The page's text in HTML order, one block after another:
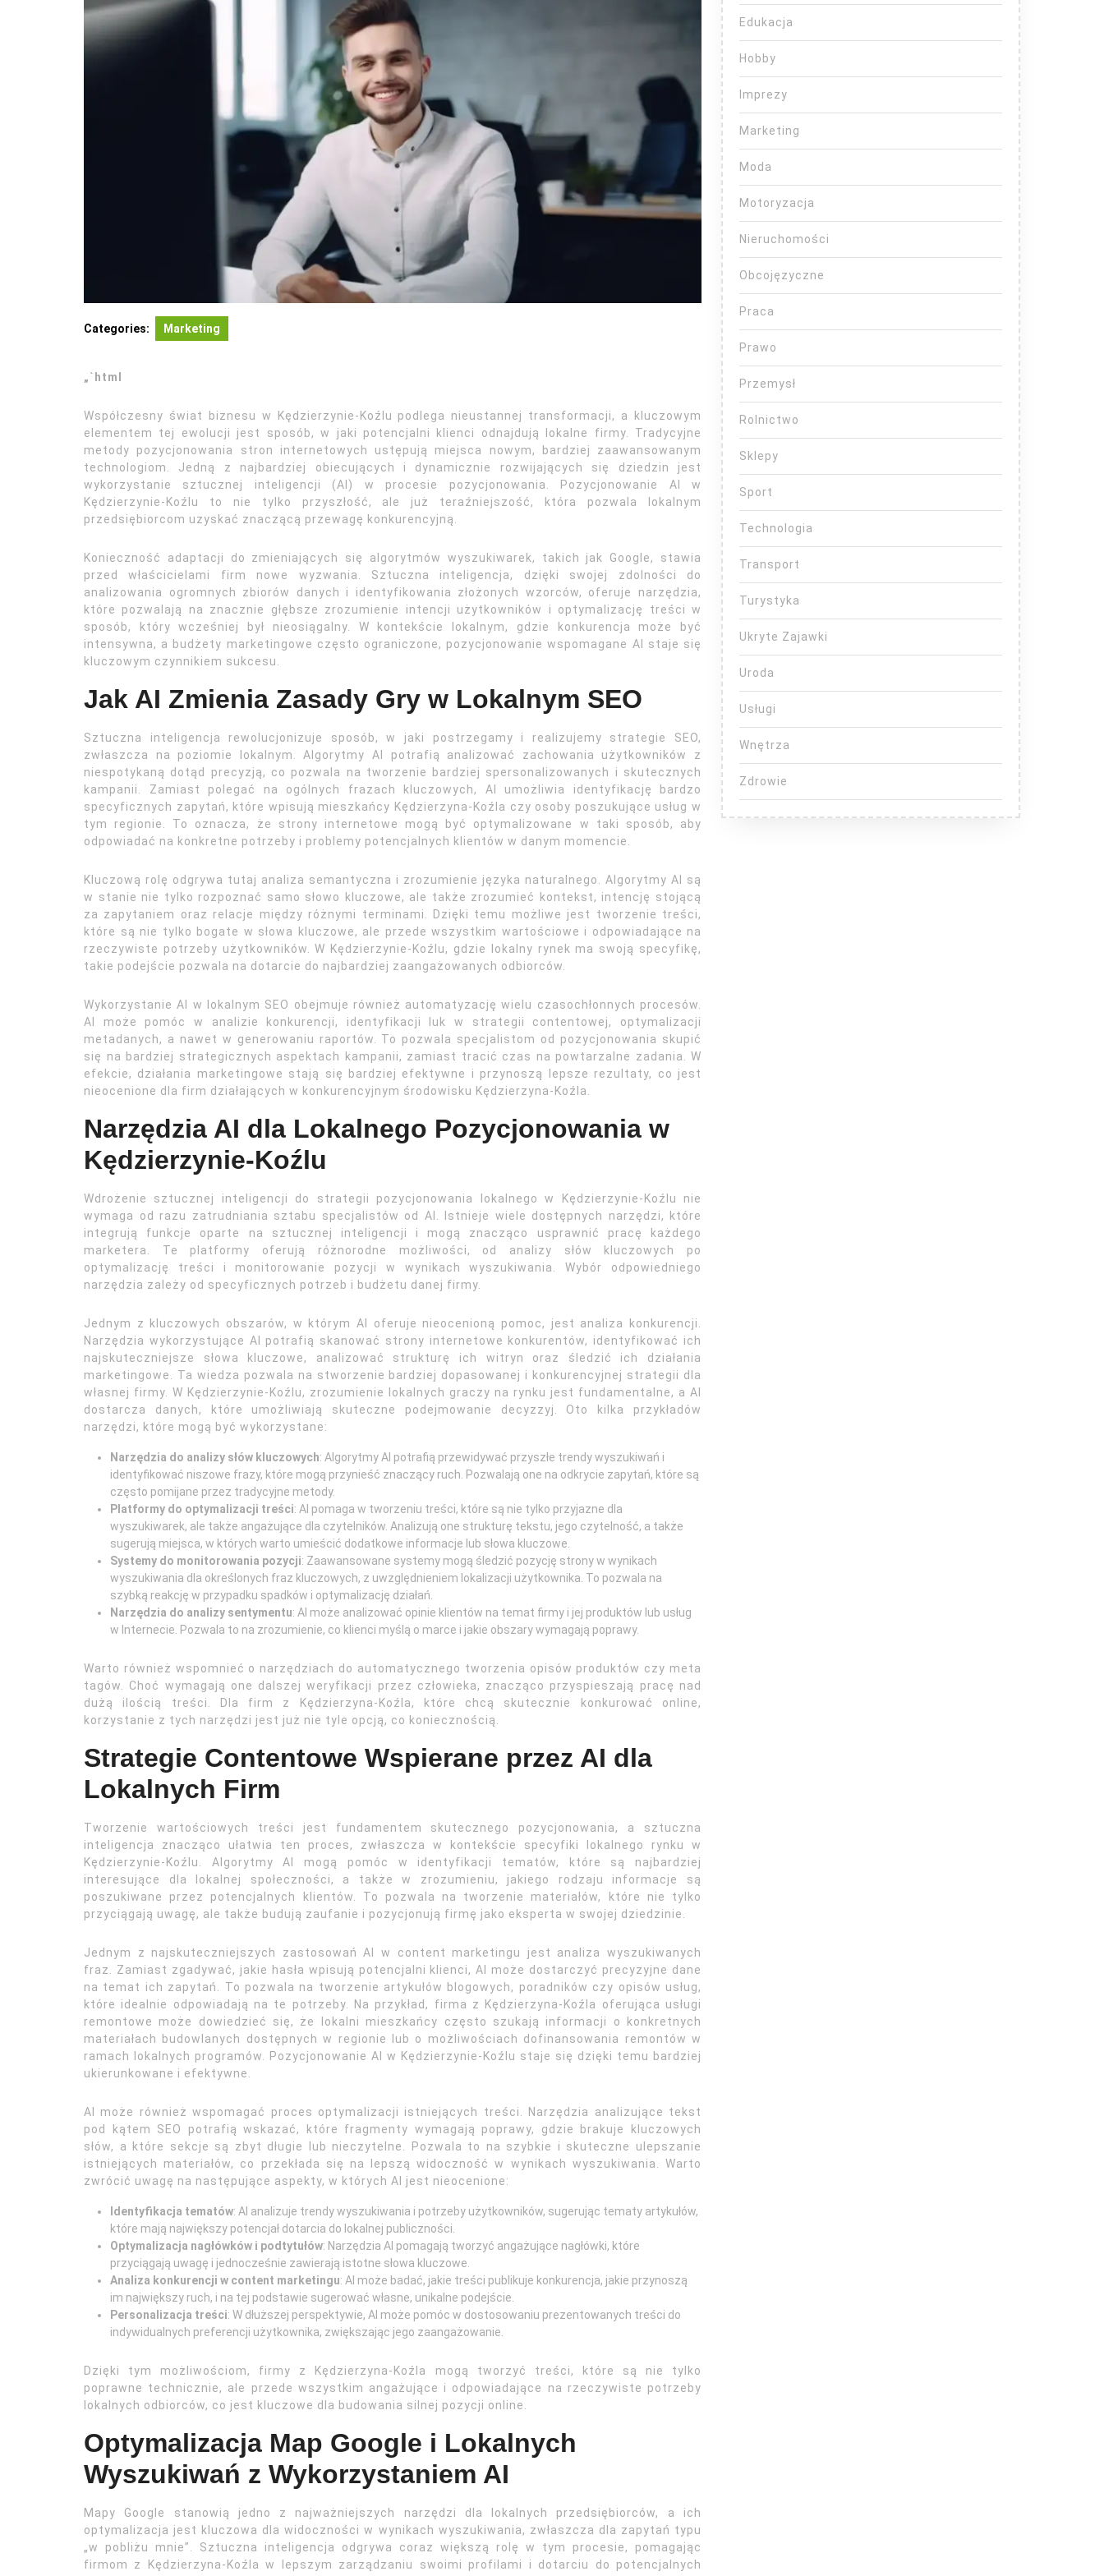
Categories: Marketing
„`html
Współczesny świat biznesu w Kędzierzynie-Koźlu podlega nieustannej transformacji, a kluczowym
elementem tej ewolucji jest sposób, w jaki potencjalni klienci odnajdują lokalne firmy. Tradycyjne
metody pozycjonowania stron internetowych ustępują miejsca nowym, bardziej zaawansowanym
technologiom. Jedną z najbardziej obiecujących i dynamicznie rozwijających się dziedzin jest
wykorzystanie sztucznej inteligencji (AI) w procesie pozycjonowania. Pozycjonowanie AI w
Kędzierzynie-Koźlu to nie tylko przyszłość, ale już teraźniejszość, która pozwala lokalnym
przedsiębiorcom uzyskać znaczącą przewagę konkurencyjną.
Konieczność adaptacji do zmieniających się algorytmów wyszukiwarek, takich jak Google, stawia
przed właścicielami firm nowe wyzwania. Sztuczna inteligencja, dzięki swojej zdolności do
analizowania ogromnych zbiorów danych i identyfikowania złożonych wzorców, oferuje narzędzia,
które pozwalają na znacznie głębsze zrozumienie intencji użytkowników i optymalizację treści w
sposób, który wcześniej był nieosiągalny. W kontekście lokalnym, gdzie konkurencja może być
intensywna, a budżety marketingowe często ograniczone, pozycjonowanie wspomagane AI staje się
kluczowym czynnikiem sukcesu.
Jak AI Zmienia Zasady Gry w Lokalnym SEO
Sztuczna inteligencja rewolucjonizuje sposób, w jaki postrzegamy i realizujemy strategie SEO,
zwłaszcza na poziomie lokalnym. Algorytmy AI potrafią analizować zachowania użytkowników z
niespotykaną dotąd precyzją, co pozwala na tworzenie bardziej spersonalizowanych i skutecznych
kampanii. Zamiast polegać na ogólnych frazach kluczowych, AI umożliwia identyfikację bardzo
specyficznych zapytań, które wpisują mieszkańcy Kędzierzyna-Koźla czy osoby poszukujące usług w
tym regionie. To oznacza, że strony internetowe mogą być optymalizowane w taki sposób, aby
odpowiadać na konkretne potrzeby i problemy potencjalnych klientów w danym momencie.
Kluczową rolę odgrywa tutaj analiza semantyczna i zrozumienie języka naturalnego. Algorytmy AI są
w stanie nie tylko rozpoznać samo słowo kluczowe, ale także zrozumieć kontekst, intencję stojącą
za zapytaniem oraz relacje między różnymi terminami. Dzięki temu możliwe jest tworzenie treści,
które są nie tylko bogate w słowa kluczowe, ale przede wszystkim wartościowe i odpowiadające na
rzeczywiste potrzeby użytkowników. W Kędzierzynie-Koźlu, gdzie lokalny rynek ma swoją specyfikę,
takie podejście pozwala na dotarcie do najbardziej zaangażowanych odbiorców.
Wykorzystanie AI w lokalnym SEO obejmuje również automatyzację wielu czasochłonnych procesów.
AI może pomóc w analizie konkurencji, identyfikacji luk w strategii contentowej, optymalizacji
metadanych, a nawet w generowaniu raportów. To pozwala specjalistom od pozycjonowania skupić
się na bardziej strategicznych aspektach kampanii, zamiast tracić czas na powtarzalne zadania. W
efekcie, działania marketingowe stają się bardziej efektywne i przynoszą lepsze rezultaty, co jest
nieocenione dla firm działających w konkurencyjnym środowisku Kędzierzyna-Koźla.
Narzędzia AI dla Lokalnego Pozycjonowania w
Kędzierzynie-Koźlu
Wdrożenie sztucznej inteligencji do strategii pozycjonowania lokalnego w Kędzierzynie-Koźlu nie
wymaga od razu zatrudniania sztabu specjalistów od AI. Istnieje wiele dostępnych narzędzi, które
integrują funkcje oparte na sztucznej inteligencji i mogą znacząco usprawnić pracę każdego
marketera. Te platformy oferują różnorodne możliwości, od analizy słów kluczowych po
optymalizację treści i monitorowanie pozycji w wynikach wyszukiwania. Wybór odpowiedniego
narzędzia zależy od specyficznych potrzeb i budżetu danej firmy.
Jednym z kluczowych obszarów, w którym AI oferuje nieocenioną pomoc, jest analiza konkurencji.
Narzędzia wykorzystujące AI potrafią skanować strony internetowe konkurentów, identyfikować ich
najskuteczniejsze słowa kluczowe, analizować strukturę ich witryn oraz śledzić ich działania
marketingowe. Ta wiedza pozwala na stworzenie bardziej dopasowanej i konkurencyjnej strategii dla
własnej firmy. W Kędzierzynie-Koźlu, zrozumienie lokalnych graczy na rynku jest fundamentalne, a AI
dostarcza danych, które umożliwiają skuteczne podejmowanie decyzzyj. Oto kilka przykładów
narzędzi, które mogą być wykorzystane:
Narzędzia do analizy słów kluczowych: Algorytmy AI potrafią przewidywać przyszłe trendy wyszukiwań i
identyfikować niszowe frazy, które mogą przynieść znaczący ruch. Pozwalają one na odkrycie zapytań, które są
często pomijane przez tradycyjne metody.
Platformy do optymalizacji treści: AI pomaga w tworzeniu treści, które są nie tylko przyjazne dla
wyszukiwarek, ale także angażujące dla czytelników. Analizują one strukturę tekstu, jego czytelność, a także
sugerują miejsca, w których warto umieścić dodatkowe informacje lub słowa kluczowe.
Systemy do monitorowania pozycji: Zaawansowane systemy mogą śledzić pozycję strony w wynikach
wyszukiwania dla określonych fraz kluczowych, z uwzględnieniem lokalizacji użytkownika. To pozwala na
szybką reakcję w przypadku spadków i optymalizację działań.
Narzędzia do analizy sentymentu: AI może analizować opinie klientów na temat firmy i jej produktów lub usług
w Internecie. Pozwala to na zrozumienie, co klienci myślą o marce i jakie obszary wymagają poprawy.
Warto również wspomnieć o narzędziach do automatycznego tworzenia opisów produktów czy meta
tagów. Choć wymagają one dalszej weryfikacji przez człowieka, znacząco przyspieszają pracę nad
dużą ilością treści. Dla firm z Kędzierzyna-Koźla, które chcą skutecznie konkurować online,
korzystanie z tych narzędzi jest już nie tyle opcją, co koniecznością.
Strategie Contentowe Wspierane przez AI dla
Lokalnych Firm
Tworzenie wartościowych treści jest fundamentem skutecznego pozycjonowania, a sztuczna
inteligencja znacząco ułatwia ten proces, zwłaszcza w kontekście specyfiki lokalnego rynku w
Kędzierzynie-Koźlu. Algorytmy AI mogą pomóc w identyfikacji tematów, które są najbardziej
interesujące dla lokalnej społeczności, a także w zrozumieniu, jakiego rodzaju informacje są
poszukiwane przez potencjalnych klientów. To pozwala na tworzenie materiałów, które nie tylko
przyciągają uwagę, ale także budują zaufanie i pozycjonują firmę jako eksperta w swojej dziedzinie.
Jednym z najskuteczniejszych zastosowań AI w content marketingu jest analiza wyszukiwanych
fraz. Zamiast zgadywać, jakie hasła wpisują potencjalni klienci, AI może dostarczyć precyzyjne dane
na temat ich zapytań. To pozwala na tworzenie artykułów blogowych, poradników czy opisów usług,
które idealnie odpowiadają na te potrzeby. Na przykład, firma z Kędzierzyna-Koźla oferująca usługi
remontowe może dowiedzieć się, że lokalni mieszkańcy często szukają informacji o konkretnych
materiałach budowlanych dostępnych w regionie lub o możliwościach dofinansowania remontów w
ramach lokalnych programów. Pozycjonowanie AI w Kędzierzynie-Koźlu staje się dzięki temu bardziej
ukierunkowane i efektywne.
AI może również wspomagać proces optymalizacji istniejących treści. Narzędzia analizujące tekst
pod kątem SEO potrafią wskazać, które fragmenty wymagają poprawy, gdzie brakuje kluczowych
słów, a które sekcje są zbyt długie lub nieczytelne. Pozwala to na szybkie i skuteczne ulepszanie
istniejących materiałów, co przekłada się na lepszą widoczność w wynikach wyszukiwania. Warto
zwrócić uwagę na następujące aspekty, w których AI jest nieocenione:
Identyfikacja tematów: AI analizuje trendy wyszukiwania i potrzeby użytkowników, sugerując tematy artykułów,
które mają największy potencjał dotarcia do lokalnej publiczności.
Optymalizacja nagłówków i podtytułów: Narzędzia AI pomagają tworzyć angażujące nagłówki, które
przyciągają uwagę i jednocześnie zawierają istotne słowa kluczowe.
Analiza konkurencji w content marketingu: AI może badać, jakie treści publikuje konkurencja, jakie przynoszą
im największy ruch, i na tej podstawie sugerować własne, unikalne podejście.
Personalizacja treści: W dłuższej perspektywie, AI może pomóc w dostosowaniu prezentowanych treści do
indywidualnych preferencji użytkownika, zwiększając jego zaangażowanie.
Dzięki tym możliwościom, firmy z Kędzierzyna-Koźla mogą tworzyć treści, które są nie tylko
poprawne technicznie, ale przede wszystkim angażujące i odpowiadające na rzeczywiste potrzeby
lokalnych odbiorców, co jest kluczowe dla budowania silnej pozycji online.
Optymalizacja Map Google i Lokalnych
Wyszukiwań z Wykorzystaniem AI
Mapy Google stanowią jedno z najważniejszych narzędzi dla lokalnych przedsiębiorców, a ich
optymalizacja jest kluczowa dla widoczności w wynikach wyszukiwania, zwłaszcza dla zapytań typu
„w pobliżu mnie”. Sztuczna inteligencja odgrywa coraz większą rolę w tym procesie, pomagając
firmom z Kędzierzyna-Koźla w lepszym zarządzaniu swoimi profilami i dotarciu do potencjalnych
Edukacja
Hobby
Imprezy
Marketing
Moda
Motoryzacja
Nieruchomości
Obcojęzyczne
Praca
Prawo
Przemysł
Rolnictwo
Sklepy
Sport
Technologia
Transport
Turystyka
Ukryte Zajawki
Uroda
Usługi
Wnętrza
Zdrowie